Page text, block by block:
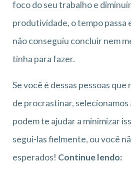
foco do seu trabalho e
produtividade, o tempo passa
não conseguiu concluir nem
tinha para fazer.
Se você é dessas pessoas
de procrastinar, selecionamos
podem te ajudar a minimizar
segui-las fielmente, ou você
esperados! Continue lendo: